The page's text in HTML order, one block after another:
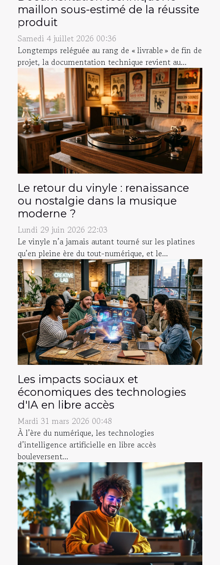
maillon sous-estimé de la réussite
produit
Samedi 4 juillet 2026 00:36
Longtemps reléguée au rang de « livrable » de fin de
projet, la documentation technique revient au...
Le retour du vinyle : renaissance
ou nostalgie dans la musique
moderne ?
Lundi 29 juin 2026 22:03
Le vinyle n’a jamais autant tourné sur les platines
qu’en pleine ère du tout-numérique, et le...
Les impacts sociaux et
économiques des technologies
d'IA en libre accès
Mardi 31 mars 2026 00:48
À l’ère du numérique, les technologies
d’intelligence artificielle en libre accès
bouleversent...